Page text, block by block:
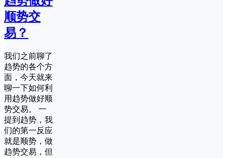
顺势交
易？
我们之前聊了
趋势的各个方
面，今天就来
聊一下如何利
用趋势做好顺
势交易。 一
提到趋势，我
们的第一反应
就是顺势，做
趋势交易，但